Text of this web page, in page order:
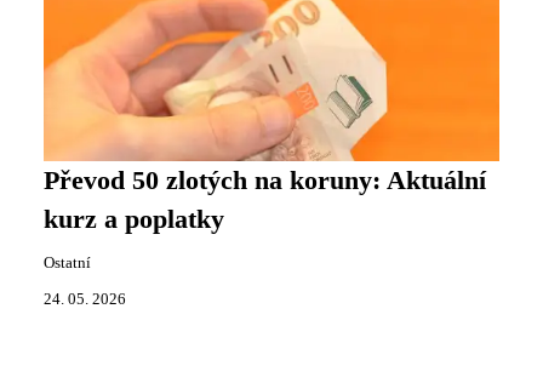
Převod 50 zlotých na koruny: Aktuální
kurz a poplatky
Ostatní
24. 05. 2026